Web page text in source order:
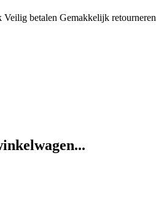
Veilig betalen Gemakkelijk retourneren